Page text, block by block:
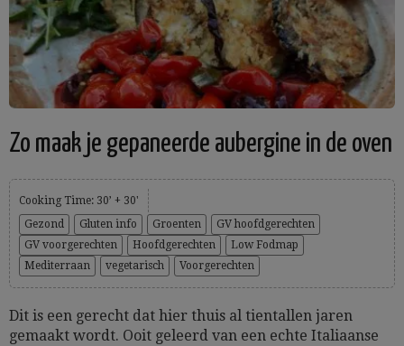
Zo maak je gepaneerde aubergine in de oven
Cooking Time: 30’ + 30'
Gezond
Gluten info Groenten
GV hoofdgerechten
GV voorgerechten
Hoofdgerechten
Low Fodmap
Mediterraan
vegetarisch Voorgerechten
Dit is een gerecht dat hier thuis al tientallen jaren
gemaakt wordt. Ooit geleerd van een echte Italiaanse